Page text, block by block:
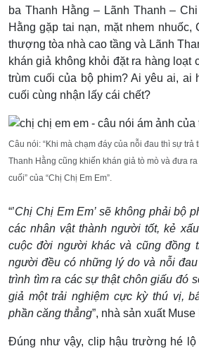
ba Thanh Hằng – Lãnh Thanh –
Hằng gặp tai nạn, mặt nhem nhuốc,
thượng tòa nhà cao tầng và Lãnh
khán giả không khỏi đặt ra hàng loạt
trùm cuối của bộ phim? Ai yêu ai, ai
cuối cùng nhận lấy cái chết?
Câu nói: “Khi mà chạm đáy của nỗi đau thì sự trả
Thanh Hằng cũng khiến khán giả tò mò và đưa
cuối” của “Chị Chị Em Em”.
“’Chị Chị Em Em’ sẽ không phải bộ
các nhân vật thành người tốt, kẻ
cuộc đời người khác và cũng đồng
người đều có những lý do và nỗi
trình tìm ra các sự thật chôn giấu đó
giả một trải nghiệm cực kỳ thú vị,
phần căng thẳng”, nhà sản xuất
Đúng như vậy, clip hậu trường hé lộ